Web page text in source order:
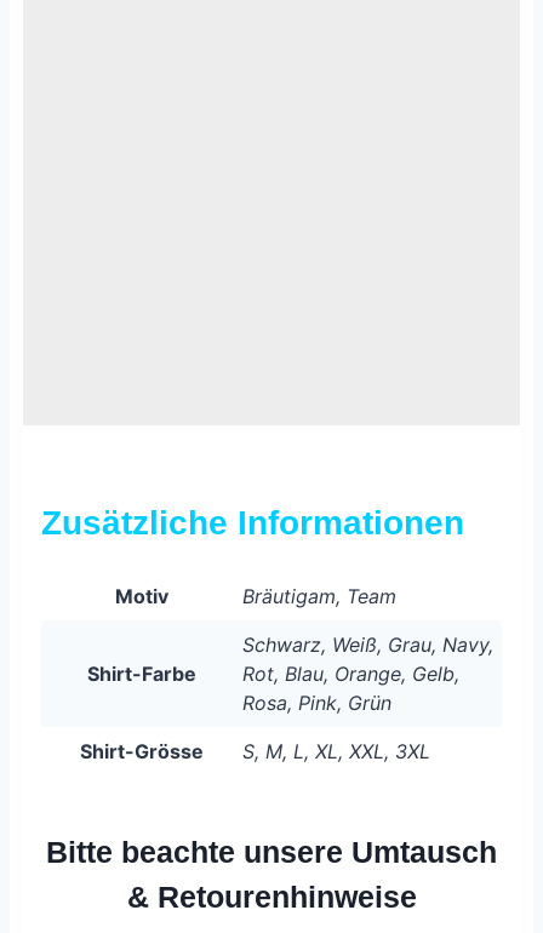
Zusätzliche Informationen
Motiv Bräutigam, Team
Shirt-Farbe
Schwarz, Weiß, Grau, Navy,
Rot, Blau, Orange, Gelb,
Rosa, Pink, Grün
Shirt-Grösse
S, M, L, XL, XXL, 3XL
Bitte beachte unsere Umtausch
& Retourenhinweise